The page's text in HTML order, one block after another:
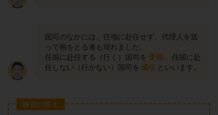
国司のなかには、任地に赴任せず、代理人を送
って税をとる者も現れました。
任国に赴任する（行く）国司を 受領
、任国に赴
任しない（行かない）国司を 遙任 といいます。
練習の答え